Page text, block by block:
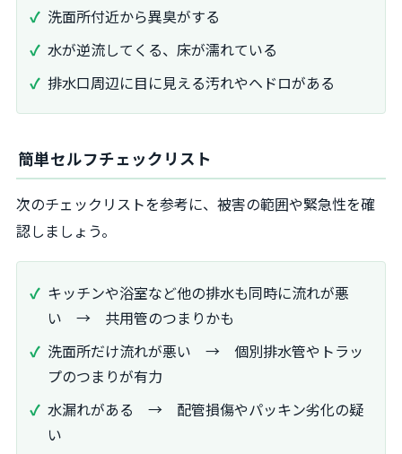
洗面所付近から異臭がする
水が逆流してくる、床が濡れている
排水口周辺に目に見える汚れやヘドロがある
簡単セルフチェックリスト
次のチェックリストを参考に、被害の範囲や緊急性を確
認しましょう。
キッチンや浴室など他の排水も同時に流れが悪
い → 共用管のつまりかも
洗面所だけ流れが悪い → 個別排水管やトラッ
プのつまりが有力
水漏れがある → 配管損傷やパッキン劣化の疑
い